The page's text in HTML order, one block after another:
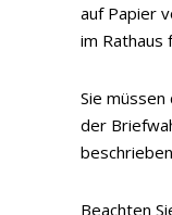
auf Papier
im Rathaus
Sie müssen
der
Beachten